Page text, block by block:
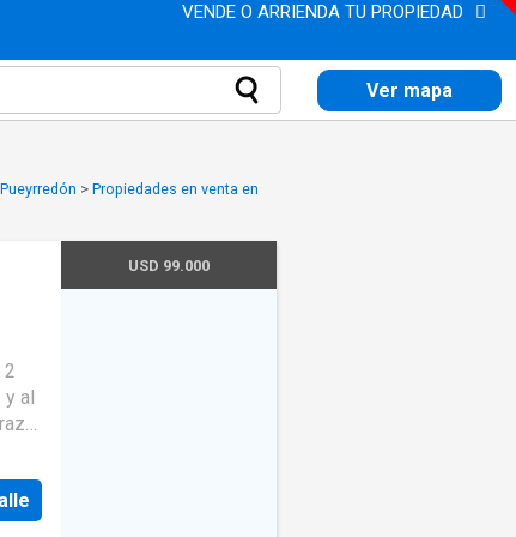
VENDE O ARRIENDA TU PROPIEDAD
Ver mapa
> Propiedades en venta en
y al
al
de
USD 99.000